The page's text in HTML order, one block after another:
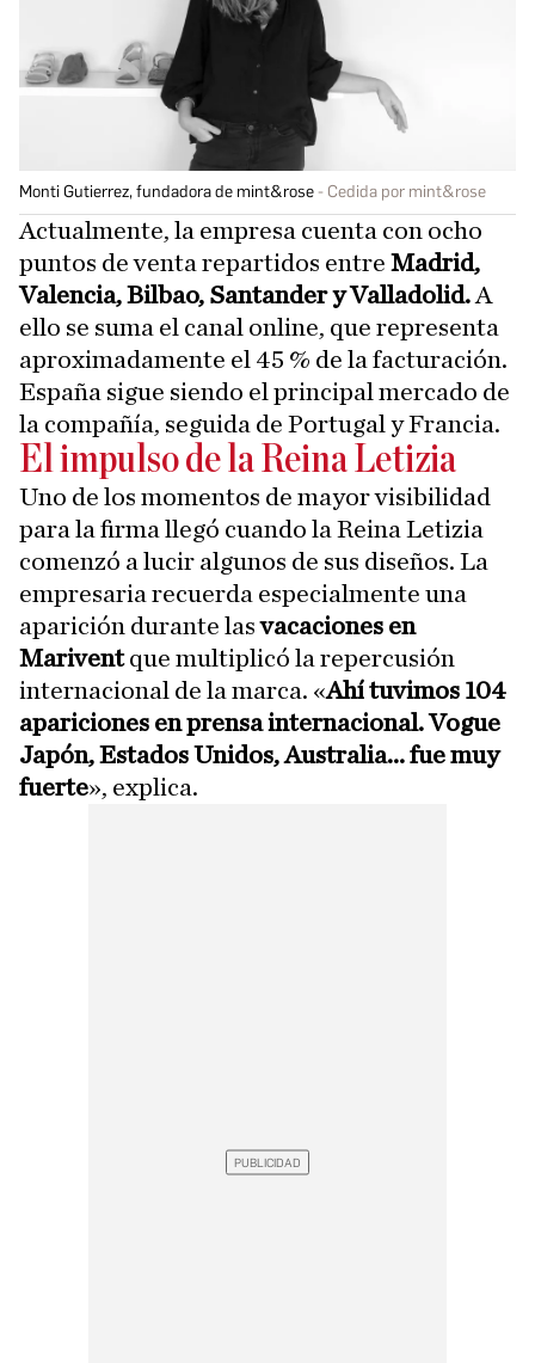
Monti Gutierrez, fundadora de mint&rose Cedida por mint&rose
Actualmente, la empresa cuenta con ocho
puntos de venta repartidos entre Madrid,
Valencia, Bilbao, Santander y Valladolid. A
ello se suma el canal online, que representa
aproximadamente el 45 % de la facturación.
España sigue siendo el principal mercado de
la compañía, seguida de Portugal y Francia.
El impulso de la Reina Letizia
Uno de los momentos de mayor visibilidad
para la firma llegó cuando la Reina Letizia
comenzó a lucir algunos de sus diseños. La
empresaria recuerda especialmente una
aparición durante lasvacaciones en
Mariventque multiplicó la repercusión
internacional de la marca. «Ahí tuvimos 104
apariciones en prensa internacional. Vogue
Japón, Estados Unidos, Australia... fue muy
fuerte», explica.